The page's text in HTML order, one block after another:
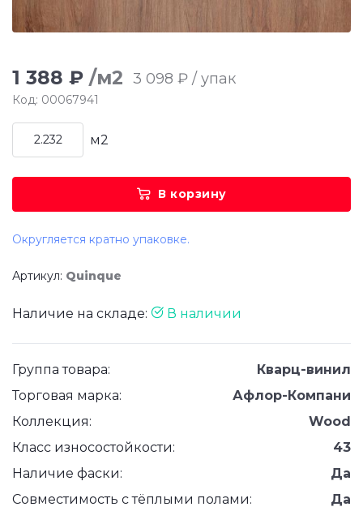
1 388 ₽ /м2 3 098 ₽ / упак
Код: 00067941
м2
В корзину
Округляется кратно упаковке.
Артикул: Quinque
Наличие на складе: В наличии
Группа товара:
Кварц-винил
Торговая марка:
Афлор-Компани
Коллекция:
Wood
Класс износостойкости:
43
Наличие фаски:
Да
Совместимость с тёплыми полами:
Да